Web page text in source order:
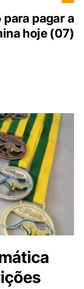
pagar a
hoje (07)